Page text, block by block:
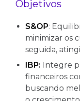
Objetivos
S&OP:
minimizar os
seguida,
IBP: Integre
financeiros
buscando